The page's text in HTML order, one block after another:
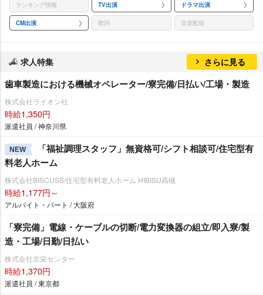
ランキング情報 TV出演 ドラマ出演
CM出演 歌詞 音楽配信
求人特集 さらに見る
歯車製造における機械オペレーター/寮完備/日払い/工場・製造
株式会社ライオン社
時給1,350円
派遣社員 / 神奈川県
NEW
「福祉調理スタッフ」無資格可/シフト相談可/住宅型有
料老人ホーム
株式会社BISCUSS/住宅型有料老人ホーム HIBISU高槻
時給1,177円～
アルバイト・パート / 大阪府
「寮完備」電線・ケーブルの切断/電力変換器の組立/即入寮/製
造・工場/日勤/日払い
株式会社京栄センター
時給1,370円
派遣社員 / 東京都